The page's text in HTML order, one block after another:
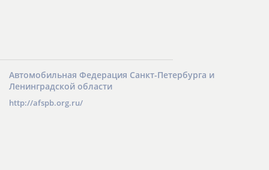
Автомобильная Федерация Санкт-Петербурга и
Ленинградской области
http://afspb.org.ru/